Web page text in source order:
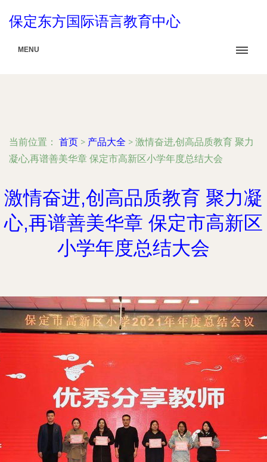
保定东方国际语言教育中心
MENU
当前位置： 首页 > 产品大全 > 激情奋进,创高品质教育 聚力
凝心,再谱善美华章 保定市高新区小学年度总结大会
激情奋进,创高品质教育 聚力凝
心,再谱善美华章 保定市高新区
小学年度总结大会